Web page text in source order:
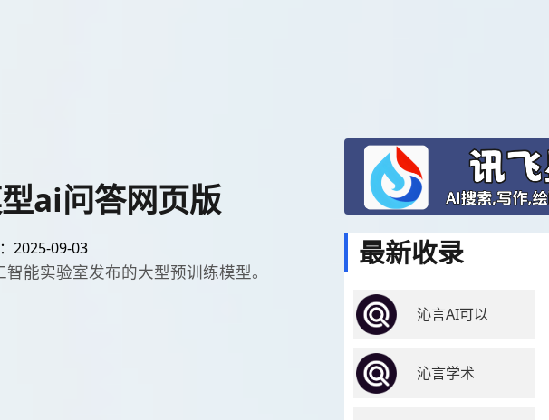
ai问答网页版
2025-09-03
能实验室发布的大型预训练模型。
最新收录
沁言AI可以
沁言学术